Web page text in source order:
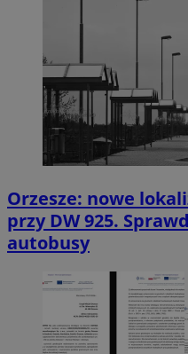
Orzesze: nowe
przy DW 925.
autobusy